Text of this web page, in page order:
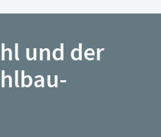
und der